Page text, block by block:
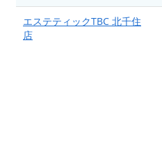
エステティックTBC 北千住
店